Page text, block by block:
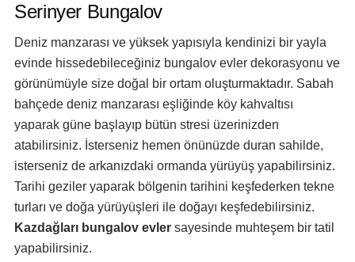
Serinyer Bungalov
Deniz manzarası ve yüksek yapısıyla kendinizi bir yayla
evinde hissedebileceğiniz bungalov evler dekorasyonu ve
görünümüyle size doğal bir ortam oluşturmaktadır. Sabah
bahçede deniz manzarası eşliğinde köy kahvaltısı
yaparak güne başlayıp bütün stresi üzerinizden
atabilirsiniz. İsterseniz hemen önünüzde duran sahilde,
isterseniz de arkanızdaki ormanda yürüyüş yapabilirsiniz.
Tarihi geziler yaparak bölgenin tarihini keşfederken tekne
turları ve doğa yürüyüşleri ile doğayı keşfedebilirsiniz.
Kazdağları bungalov evler sayesinde muhteşem bir tatil
yapabilirsiniz.